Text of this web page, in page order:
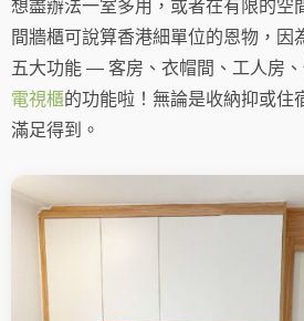
想盡辦法一室多用，或者在有限的空
間牆櫃可說算香港細單位的恩物，因
五大功能 — 客房、衣帽間、工人房
電視櫃的功能啦！無論是收納抑或住
滿足得到。